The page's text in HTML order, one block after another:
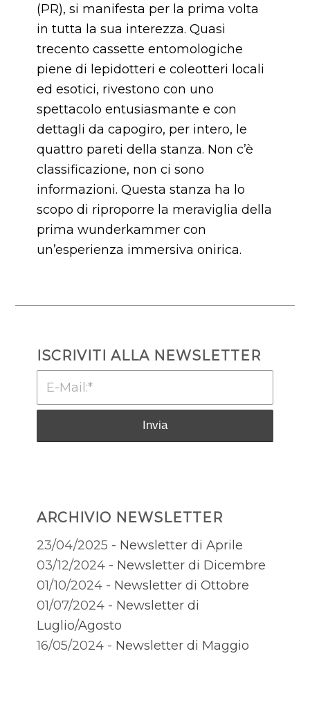
(PR), si manifesta per la prima volta
in tutta la sua interezza. Quasi
trecento cassette entomologiche
piene di lepidotteri e coleotteri locali
ed esotici, rivestono con uno
spettacolo entusiasmante e con
dettagli da capogiro, per intero, le
quattro pareti della stanza. Non c’è
classificazione, non ci sono
informazioni. Questa stanza ha lo
scopo di riproporre la meraviglia della
prima wunderkammer con
un’esperienza immersiva onirica.
ISCRIVITI ALLA NEWSLETTER
ARCHIVIO NEWSLETTER
23/04/2025 - Newsletter di Aprile
03/12/2024 - Newsletter di Dicembre
01/10/2024 - Newsletter di Ottobre
01/07/2024 - Newsletter di
Luglio/Agosto
16/05/2024 - Newsletter di Maggio